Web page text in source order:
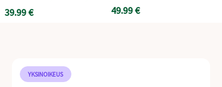
39.99 € 49.99 €
YKSINOIKEUS